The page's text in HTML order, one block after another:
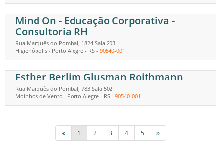
Mind On - Educação Corporativa -
Consultoria RH
Rua Marquês do Pombal, 1824 Sala 203
Higienópolis - Porto Alegre - RS - 90540-001
Esther Berlim Glusman Roithmann
Rua Marquês do Pombal, 783 Sala 502
Moinhos de Vento - Porto Alegre - RS - 90540-001
1 2 3 4 5